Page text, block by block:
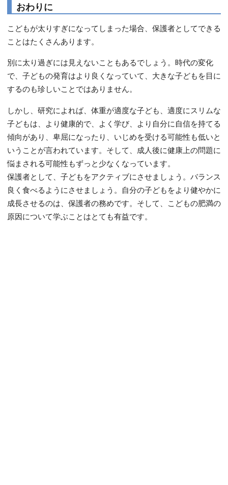
おわりに
こどもが太りすぎになってしまった場合、保護者としてできる
ことはたくさんあります。
別に太り過ぎには見えないこともあるでしょう。時代の変化
で、子どもの発育はより良くなっていて、大きな子どもを目に
するのも珍しいことではありません。
しかし、研究によれば、体重が適度な子ども、適度にスリムな
子どもは、より健康的で、よく学び、より自分に自信を持てる
傾向があり、卑屈になったり、いじめを受ける可能性も低いと
いうことが言われています。そして、成人後に健康上の問題に
悩まされる可能性もずっと少なくなっています。
保護者として、子どもをアクティブにさせましょう。バランス
良く食べるようにさせましょう。自分の子どもをより健やかに
成長させるのは、保護者の務めです。そして、こどもの肥満の
原因について学ぶことはとても有益です。